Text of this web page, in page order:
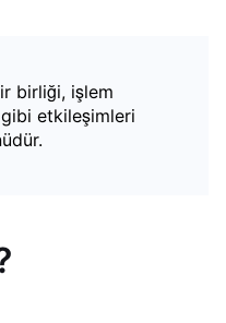
birliği, işlem
gibi etkileşimleri